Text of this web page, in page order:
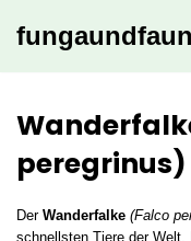
peregrinus)
Der Wanderfalke (Falco
schnellsten Tiere der